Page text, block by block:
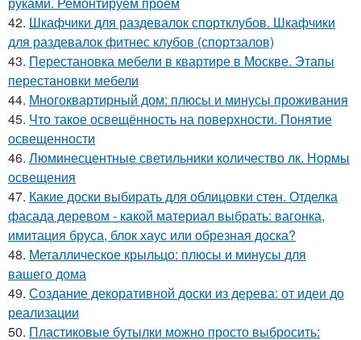
42. Шкафчики для раздевалок спортклубов. Шкафчики
для раздевалок фитнес клубов (спортзалов)
43. Перестановка мебели в квартире в Москве. Этапы
перестановки мебели
44. Многоквартирный дом: плюсы и минусы проживания
45. Что такое освещённость на поверхности. Понятие
освещенности
46. Люминесцентные светильники количество лк. Нормы
освещения
47. Какие доски выбирать для облицовки стен. Отделка
фасада деревом - какой материал выбрать: вагонка,
имитация бруса, блок хаус или обрезная доска?
48. Металлическое крыльцо: плюсы и минусы для
вашего дома
49. Создание декоративной доски из дерева: от идеи до
реализации
50. Пластиковые бутылки можно просто выбросить: